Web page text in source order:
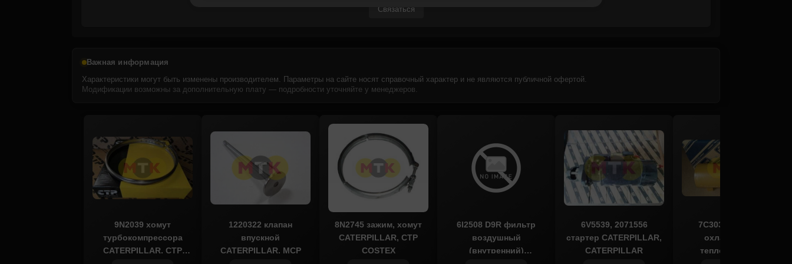
Связаться
Важная информация
Характеристики могут быть изменены производителем. Параметры на сайте носят справочный характер и не являются публичной офертой.
Модификации возможны за дополнительную плату — подробности уточняйте у менеджеров.
9N2039 хомут
турбокомпрессора
CATERPILLAR, CTP
1220322 клапан
впускной
CATERPILLAR, MCP
8N2745 зажим, хомут
CATERPILLAR, CTP
COSTEX
6I2508 D9R фильтр
воздушный
(внутренний)
6V5539, 2071556
стартер CATERPILLAR,
CATERPILLAR
7C3039, 1330125
охладитель -
теплообменник